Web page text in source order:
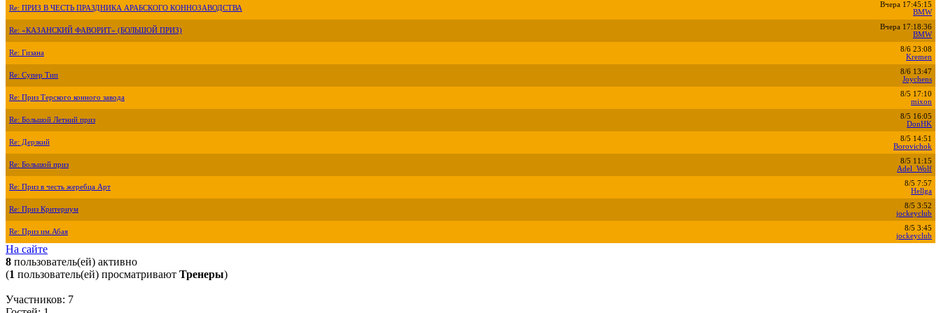
Re: ПРИЗ В ЧЕСТЬ ПРАЗДНИКА АРАБСКОГО КОННОЗАВОДСТВА
Вчера 17:45:15
BMW
Re: «КАЗАНСКИЙ ФАВОРИТ» (БОЛЬШОЙ ПРИЗ)
Вчера 17:18:36
BMW
Re: Гизана
8/6 23:08
Kremen
Re: Супер Тип
8/6 13:47
Joychens
Re: Приз Терского конного завода
8/5 17:10
mixon
Re: Большой Летний приз
8/5 16:05
DonHK
Re: Дерзкий
8/5 14:51
Borovichok
Re: Большой приз
8/5 11:15
Adel_Wolf
Re: Приз в честь жеребца Арт
8/5 7:57
Hellga
Re: Приз Критериум
8/5 3:52
jockeyclub
Re: Приз им.Абая
8/5 3:45
jockeyclub
На сайте
8 пользователь(ей) активно
(1 пользователь(ей) просматривают Тренеры)
Участников: 7